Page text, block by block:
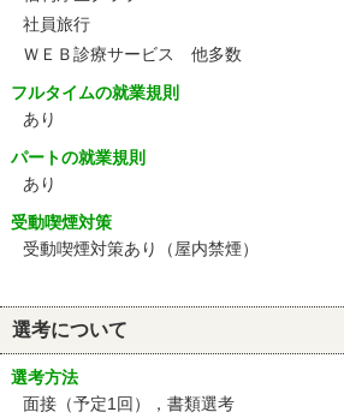
社員旅行
ＷＥＢ診療サービス 他多数
フルタイムの就業規則
あり
パートの就業規則
あり
受動喫煙対策
受動喫煙対策あり（屋内禁煙）
選考について
選考方法
面接（予定1回），書類選考